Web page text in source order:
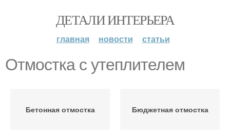
ДЕТАЛИ ИНТЕРЬЕРА
главная новости статьи
Отмостка с утеплителем
Бетонная отмостка Бюджетная отмостка